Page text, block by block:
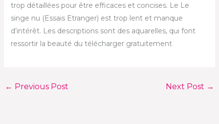
trop détaillées pour être efficaces et concises. Le Le
singe nu (Essais Etranger) est trop lent et manque
d’intérêt. Les descriptions sont des aquarelles, qui font
ressortir la beauté du télécharger gratuitement
← Previous Post Next Post →